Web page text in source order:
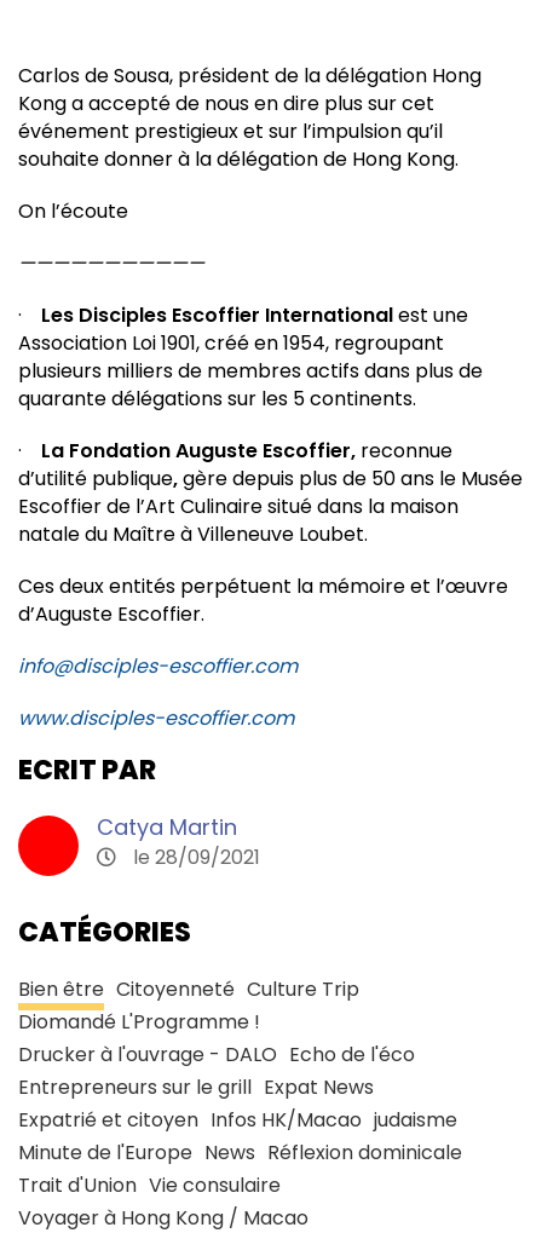
Carlos de Sousa, président de la délégation Hong
Kong a accepté de nous en dire plus sur cet
événement prestigieux et sur l’impulsion qu’il
souhaite donner à la délégation de Hong Kong.
On l’écoute
———————————
· Les Disciples Escoffier Internationalest une
Association Loi 1901, créé en 1954, regroupant
plusieurs milliers de membres actifs dans plus de
quarante délégations sur les 5 continents.
· La Fondation Auguste Escoffier, reconnue
d’utilité publique,gère depuis plus de 50 ans le Musée
Escoffier de l’Art Culinaire situé dans la maison
natale du Maître à Villeneuve Loubet.
Ces deux entités perpétuent la mémoire et l’œuvre
d’Auguste Escoffier.
info@disciples-escoffier.com
www.disciples-escoffier.com
ECRIT PAR
Catya Martin
le 28/09/2021
CATÉGORIES
Bien être Citoyenneté Culture Trip
Diomandé L'Programme !
Drucker à l'ouvrage - DALO Echo de l'éco
Entrepreneurs sur le grill Expat News
Expatrié et citoyen Infos HK/Macao judaisme
Minute de l'Europe News Réflexion dominicale
Trait d'Union Vie consulaire
Voyager à Hong Kong / Macao